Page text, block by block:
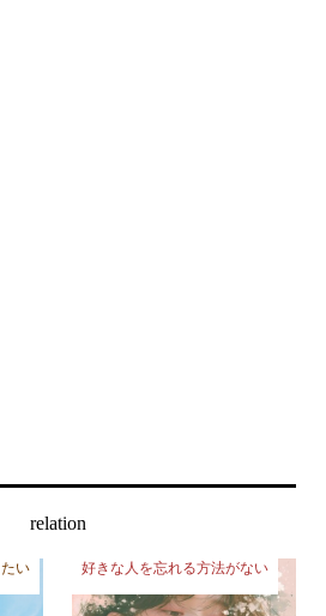
relation
い 好きな人を忘れる方法がない